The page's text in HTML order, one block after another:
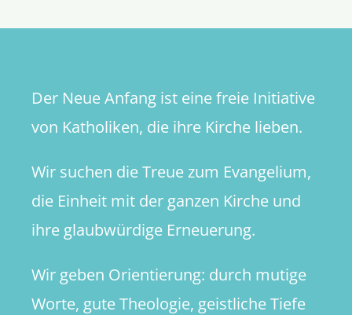
Der Neue Anfang ist eine freie Initiative
von Katholiken, die ihre Kirche lieben.
Wir suchen die Treue zum Evangelium,
die Einheit mit der ganzen Kirche und
ihre glaubwürdige Erneuerung.
Wir geben Orientierung: durch mutige
Worte, gute Theologie, geistliche Tiefe